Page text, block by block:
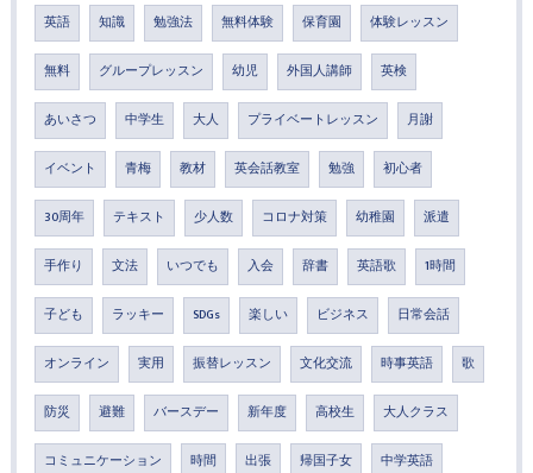
英語 知識 勉強法 無料体験 保育園 体験レッスン
無料 グループレッスン 幼児 外国人講師 英検
あいさつ 中学生 大人 プライベートレッスン 月謝
イベント 青梅 教材 英会話教室 勉強 初心者
30周年 テキスト 少人数 コロナ対策 幼稚園 派遣
手作り 文法 いつでも 入会 辞書 英語歌 1時間
子ども ラッキー SDGs 楽しい ビジネス 日常会話
オンライン 実用 振替レッスン 文化交流 時事英語 歌
防災 避難 バースデー 新年度 高校生 大人クラス
コミュニケーション 時間 出張 帰国子女 中学英語